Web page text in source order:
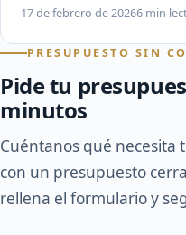
17 de febrero de 20266 min
PRESUPUESTO SIN
Pide tu
minutos
Cuéntanos qué necesita
con un presupuesto
rellena el formulario y